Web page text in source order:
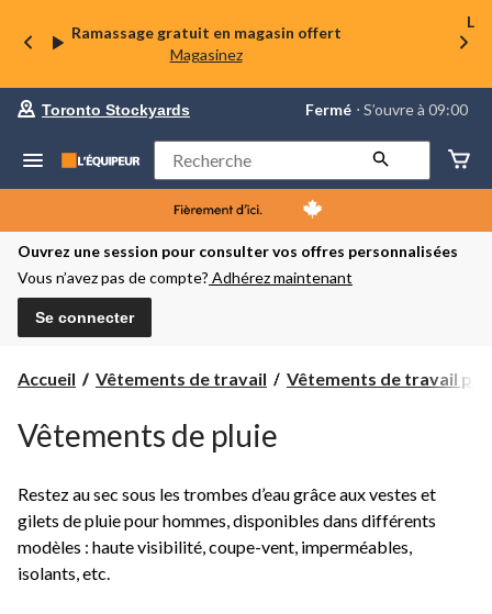
Ramassage gratuit en magasin offert
Magasinez
La
préféré
Toronto
Stockyards,
courament
Fermé,
S’ouvre
à
Toronto Stockyards Fermé ⋅ S’ouvre à 09:00
Rechercher
Ouvrez une session pour consulter vos offres personnalisées
Vous n’avez pas de compte? Adhérez maintenant
Se connecter
Accueil Vêtements de travail Vêtements de travail
Vêtements de pluie
Restez au sec sous les trombes d’eau grâce aux vestes et
gilets de pluie pour hommes, disponibles dans différents
modèles : haute visibilité, coupe-vent, imperméables,
isolants, etc.